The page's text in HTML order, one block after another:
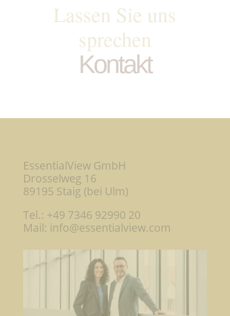
Lassen Sie uns
sprechen
Kontakt
EssentialView GmbH
Drosselweg 16
89195 Staig (bei Ulm)
Tel.: +49 7346 92990 20
Mail: info@essentialview.com